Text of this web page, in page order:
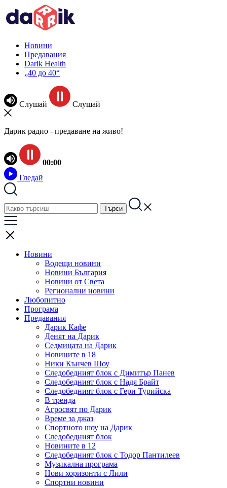
Новини
Предавания
Darik Health
„40 до 40“
Слушай Слушай
Дарик радио - предаване на живо!
00:00
Гледай
Новини
Водещи новини
Новини България
Новини от Света
Регионални новини
Любопитно
Програма
Предавания
Дарик Кафе
Денят на Дарик
Седмицата на Дарик
Новините в 18
Ники Кънчев Шоу
Следобедният блок с Димитър Панев
Следобедният блок с Надя Брайт
Следобедният блок с Гери Турийска
В тренда
Агросвят по Дарик
Време за джаз
Спортното шоу на Дарик
Следобедният блок
Новините в 12
Следобедният блок с Тодор Пантилеев
Музикална програма
Нови хоризонти с Лили
Спортни новини